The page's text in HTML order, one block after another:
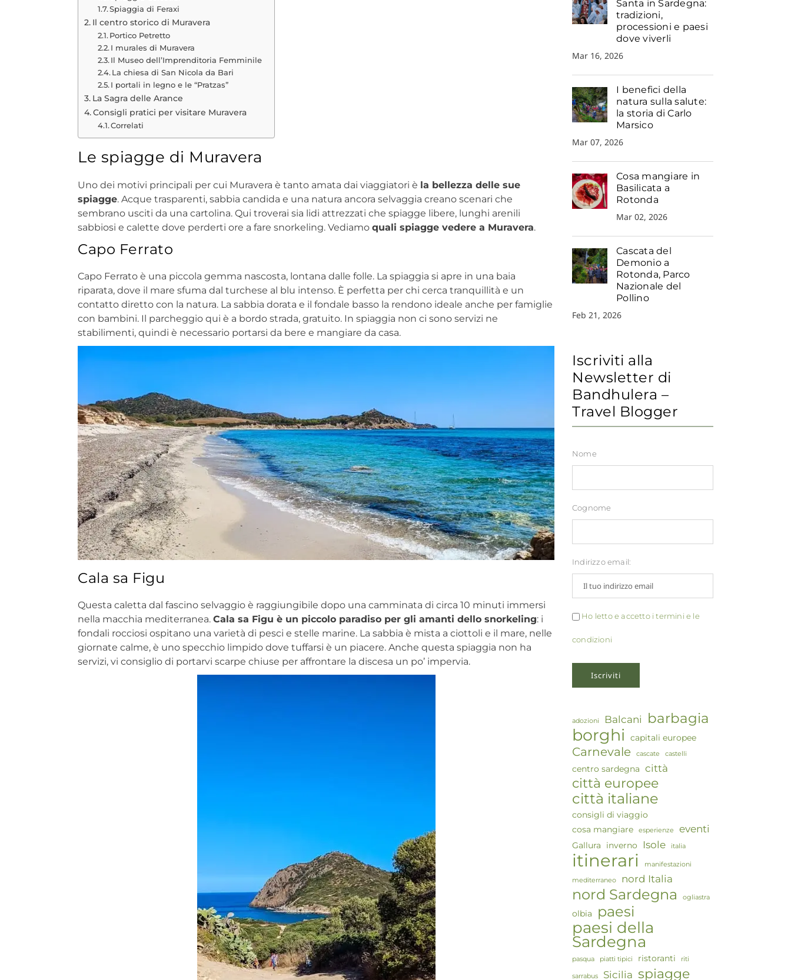
Spiaggia di Feraxi
Il centro storico di Muravera
Portico Petretto
I murales di Muravera
Il Museo dell’Imprenditoria Femminile
La chiesa di San Nicola da Bari
I portali in legno e le “Pratzas”
La Sagra delle Arance
Consigli pratici per visitare Muravera
Correlati
Le spiagge di Muravera
Uno dei motivi principali per cui Muravera è tanto amata dai viaggiatori è la bellezza delle sue
spiagge. Acque trasparenti, sabbia candida e una natura ancora selvaggia creano scenari che
sembrano usciti da una cartolina. Qui troverai sia lidi attrezzati che spiagge libere, lunghi arenili
sabbiosi e calette dove perderti ore a fare snorkeling. Vediamo quali spiagge vedere a Muravera.
Capo Ferrato
Capo Ferrato è una piccola gemma nascosta, lontana dalle folle. La spiaggia si apre in una baia
riparata, dove il mare sfuma dal turchese al blu intenso. È perfetta per chi cerca tranquillità e un
contatto diretto con la natura. La sabbia dorata e il fondale basso la rendono ideale anche per famiglie
con bambini. Il parcheggio qui è a bordo strada, gratuito. In spiaggia non ci sono servizi ne
stabilimenti, quindi è necessario portarsi da bere e mangiare da casa.
Cala sa Figu
Questa caletta dal fascino selvaggio è raggiungibile dopo una camminata di circa 10 minuti immersi
nella macchia mediterranea. Cala sa Figu è un piccolo paradiso per gli amanti dello snorkeling: i
fondali rocciosi ospitano una varietà di pesci e stelle marine. La sabbia è mista a ciottoli e il mare, nelle
giornate calme, è uno specchio limpido dove tuffarsi è un piacere. Anche questa spiaggia non ha
servizi, vi consiglio di portarvi scarpe chiuse per affrontare la discesa un po’ impervia.
Santa in Sardegna:
tradizioni,
processioni e paesi
dove viverli
Mar 16, 2026
I benefici della
natura sulla salute:
la storia di Carlo
Marsico
Mar 07, 2026
Cosa mangiare in
Basilicata a
Rotonda
Mar 02, 2026
Cascata del
Demonio a
Rotonda, Parco
Nazionale del
Pollino
Feb 21, 2026
Iscriviti alla
Newsletter di
Bandhulera –
Travel Blogger
Nome
Cognome
Indirizzo email:
Ho letto e accetto i termini e le
condizioni
adozioni Balcani barbagia
borghi capitali europee
Carnevale cascate castelli
centro sardegna città
città europee
città italiane
consigli di viaggio
cosa mangiare
esperienze eventi
Gallura inverno Isole italia
itinerari manifestazioni
mediterraneo nord Italia
nord Sardegna ogliastra
olbia paesi
paesi della
Sardegna
pasqua piatti tipici ristoranti riti
sarrabus Sicilia spiagge